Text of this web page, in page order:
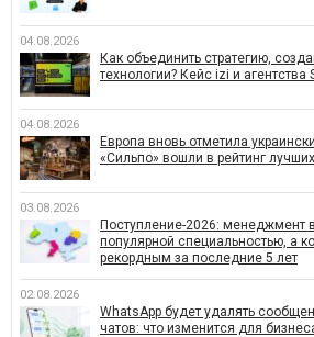
04.08.2026
Как объединить стратегию,
технологии? Кейс izi и агентства
04.08.2026
Европа вновь отметила
«Сильпо» вошли в рейтинг
03.08.2026
Поступление-2026: менеджмент
популярной специальностью, а
рекордным за последние 5 лет
02.08.2026
WhatsApp будет удалять
чатов: что изменится для